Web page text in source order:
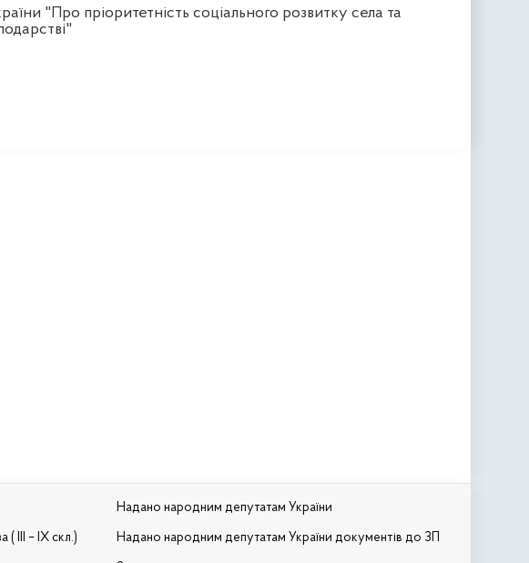
"Про пріоритетність соціального розвитку села та
( III – IX скл.)
Надано народним депутатам України
Надано народним депутатам України документів до ЗП